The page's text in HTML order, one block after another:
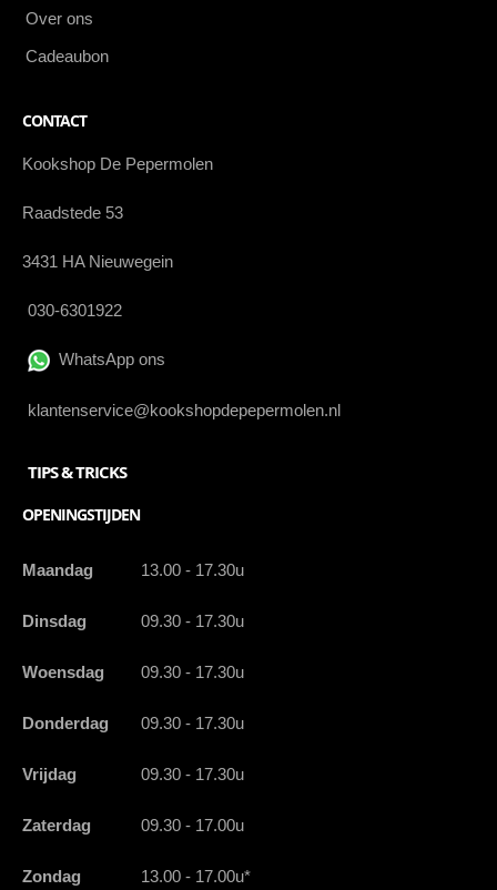
Over ons
Cadeaubon
CONTACT
Kookshop De Pepermolen
Raadstede 53
3431 HA Nieuwegein
030-6301922
WhatsApp ons
klantenservice@kookshopdepepermolen.nl
TIPS & TRICKS
OPENINGSTIJDEN
Maandag 13.00 - 17.30u
Dinsdag 09.30 - 17.30u
Woensdag 09.30 - 17.30u
Donderdag 09.30 - 17.30u
Vrijdag 09.30 - 17.30u
Zaterdag 09.30 - 17.00u
Zondag 13.00 - 17.00u*